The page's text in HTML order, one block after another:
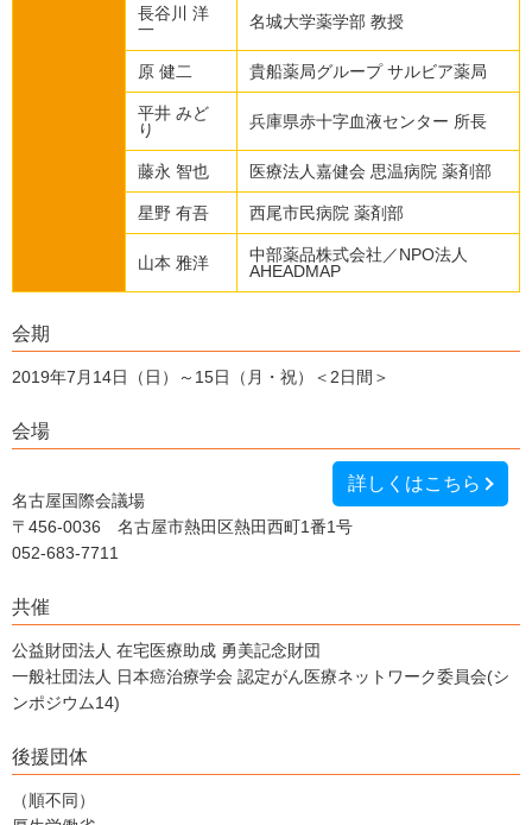
長谷川 洋
一
名城大学薬学部 教授
原 健二 貴船薬局グループ サルビア薬局
平井 みど
り
兵庫県赤十字血液センター 所長
藤永 智也 医療法人嘉健会 思温病院 薬剤部
星野 有吾 西尾市民病院 薬剤部
山本 雅洋
中部薬品株式会社／NPO法人
AHEADMAP
会期
2019年7月14日（日）～15日（月・祝）＜2日間＞
会場
詳しくはこちら
名古屋国際会議場
〒456-0036 名古屋市熱田区熱田西町1番1号
052-683-7711
共催
公益財団法人 在宅医療助成 勇美記念財団
一般社団法人 日本癌治療学会 認定がん医療ネットワーク委員会(シ
ンポジウム14)
後援団体
（順不同）